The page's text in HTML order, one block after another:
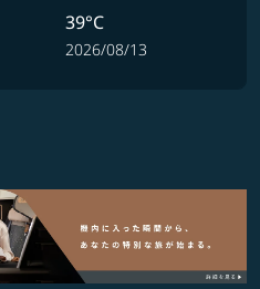
39°C
2026/08/13